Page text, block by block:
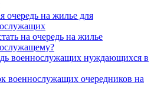
очередь на жилье для
на очередь на жилье
военнослужащих нуждающихся в
военнослужащих очередников на